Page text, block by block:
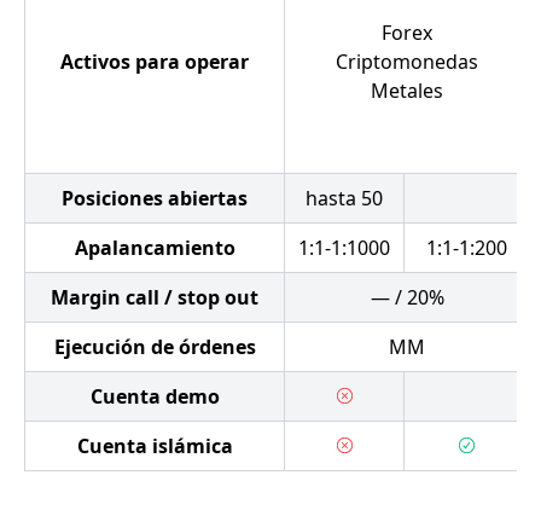
Activos para operar
Forex
Criptomonedas
Metales
Posiciones abiertas
hasta 50
Apalancamiento
1:1-1:1000
1:1-1:200
Margin call / stop out
— / 20%
Ejecución de órdenes
MM
Cuenta demo
Cuenta islámica